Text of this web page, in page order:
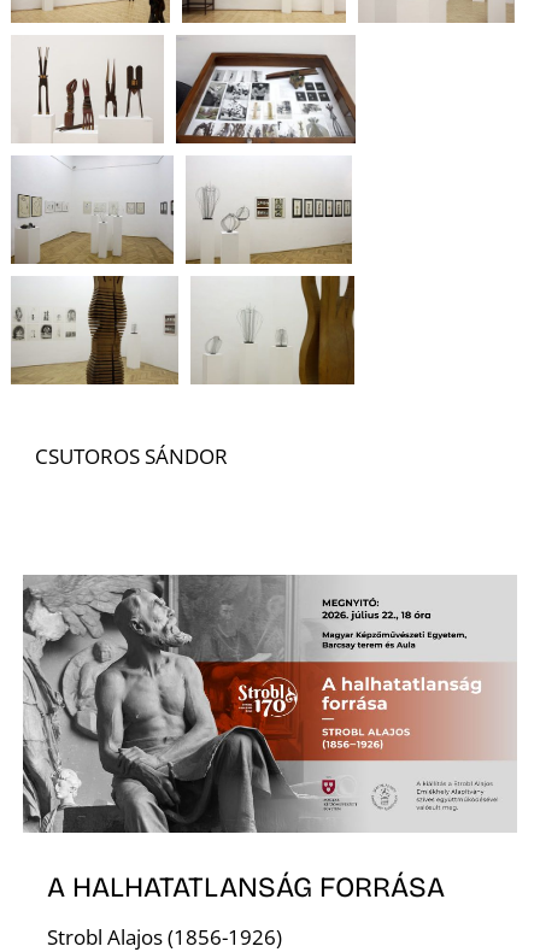
CSUTOROS SÁNDOR
A HALHATATLANSÁG FORRÁSA
Strobl Alajos (1856-1926)